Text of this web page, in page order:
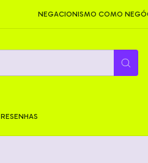
NEGACIONISMO COMO
RESENHAS